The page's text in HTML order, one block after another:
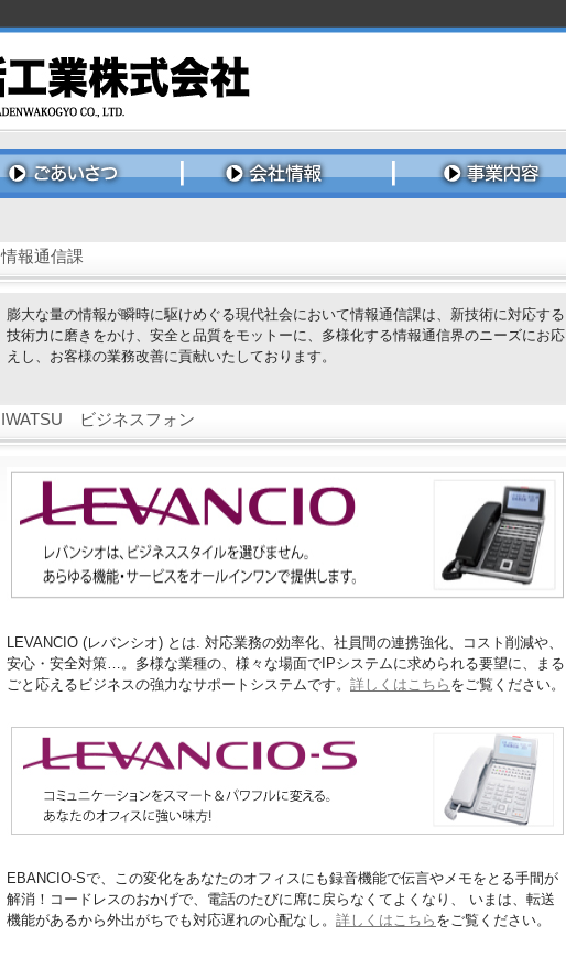
情報通信課
膨大な量の情報が瞬時に駆けめぐる現代社会において情報通信課は、新技術に対応する
技術力に磨きをかけ、安全と品質をモットーに、多様化する情報通信界のニーズにお応
えし、お客様の業務改善に貢献いたしております。
IWATSU ビジネスフォン
LEVANCIO (レバンシオ) とは. 対応業務の効率化、社員間の連携強化、コスト削減や、
安心・安全対策…。多様な業種の、様々な場面でIPシステムに求められる要望に、まる
ごと応えるビジネスの強力なサポートシステムです。 詳しくはこちら をご覧ください。
EBANCIO-Sで、この変化をあなたのオフィスにも録音機能で伝言やメモをとる手間が
解消！コードレスのおかげで、電話のたびに席に戻らなくてよくなり、 いまは、転送
機能があるから外出がちでも対応遅れの心配なし。 詳しくはこちら をご覧ください。